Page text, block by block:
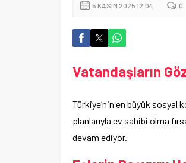
5 KASIM 2025 12:04 0
Vatandaşların
Türkiye’nin en büyük
planlarıyla ev sahibi olma
devam ediyor.